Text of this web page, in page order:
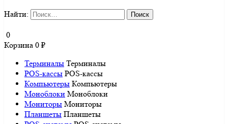
Найти:
0
Корзина 0 ₽
Терминалы Терминалы
POS-кассы POS-кассы
Компьютеры Компьютеры
Моноблоки Моноблоки
Мониторы Мониторы
Планшеты Планшеты